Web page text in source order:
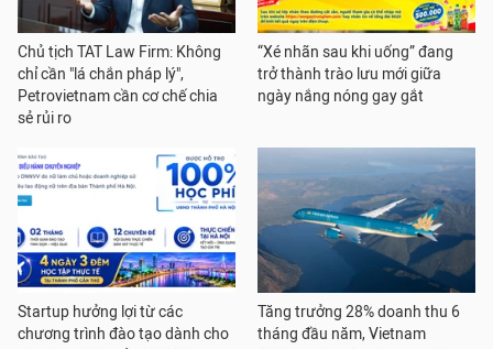
Chủ tịch TAT Law Firm: Không
chỉ cần "lá chắn pháp lý",
Petrovietnam cần cơ chế chia
sẻ rủi ro
“Xé nhãn sau khi uống” đang
trở thành trào lưu mới giữa
ngày nắng nóng gay gắt
Startup hưởng lợi từ các
chương trình đào tạo dành cho
Tăng trưởng 28% doanh thu 6
tháng đầu năm, Vietnam